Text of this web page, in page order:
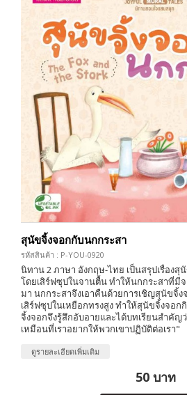
สุนัขจิ้งจอกกับนกกระสา
รหัสสินค้า : P-YOU-0920
นิทาน 2 ภาษา อังกฤษ-ไทย เป็นสรุปเรื่องสุ
โดยเสิร์ฟซุปในจานตื้น ทำให้นกกระสาที่มี
มา นกกระสาจึงเอาคืนด้วยการเชิญสุนัขจิ้ง
เสิร์ฟซุปในเหยือกทรงสูง ทำให้สุนัขจิ้งจอ
จิ้งจอกจึงรู้สึกอับอายและได้บทเรียนสำคัญ
เหมือนที่เราอยากให้พวกเขาปฏิบัติต่อเรา"
ดูรายละเอียดเพิ่มเติม
50 บาท